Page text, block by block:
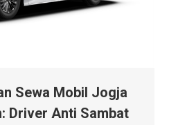
Sewa Mobil Jogja
Driver Anti Sambat